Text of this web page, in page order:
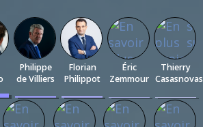
Philippe
de Villiers
0.75
(6)
Florian
Philippot
0.5
(4)
Éric
Zemmour
0.38
%
(3)
Thierry
Casasnovas
0.25
%
(2)